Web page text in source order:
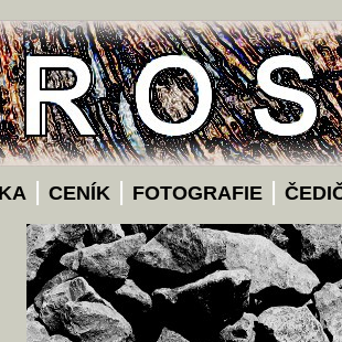
| CENÍK | FOTOGRAFIE |